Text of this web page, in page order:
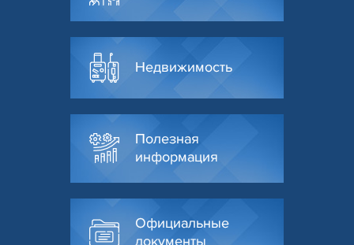
Недвижимость
Полезная
информация
Официальные
документы